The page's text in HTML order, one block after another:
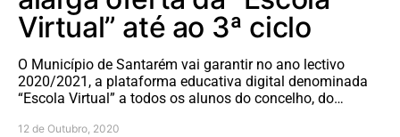
Virtual” até ao 3ª ciclo
O Município de Santarém vai garantir no ano lectivo
2020/2021, a plataforma educativa digital denominada
“Escola Virtual” a todos os alunos do concelho, do…
12 de Outubro, 2020